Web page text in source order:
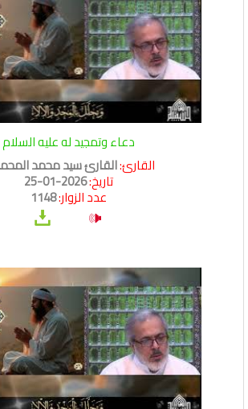
دعاء وتمجيد له عليه السلام
القارئ:القارئ سيد محمد
تاريخ:2026-01-25
عدد الزوار:1148